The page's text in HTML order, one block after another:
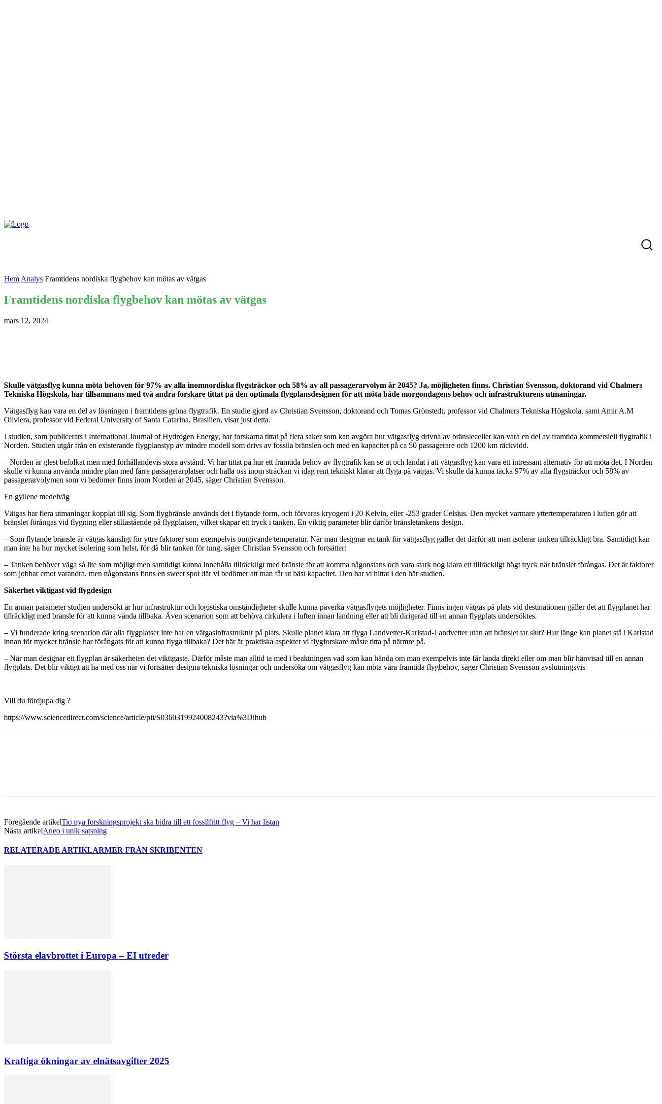
Hem Analys Framtidens nordiska flygbehov kan mötas av vätgas
Framtidens nordiska flygbehov kan mötas av vätgas
mars 12, 2024
Skulle vätgasflyg kunna möta behoven för 97% av alla inomnordiska flygsträckor och 58% av all passagerarvolym år 2045? Ja, möjligheten finns. Christian Svensson, doktorand vid Chalmers
Tekniska Högskola, har tillsammans med två andra forskare tittat på den optimala flygplansdesignen för att möta både morgondagens behov och infrastrukturens utmaningar.
Vätgasflyg kan vara en del av lösningen i framtidens gröna flygtrafik. En studie gjord av Christian Svensson, doktorand och Tomas Grönstedt, professor vid Chalmers Tekniska Högskola, samt Amir A.M
Oliviera, professor vid Federal University of Santa Catarina, Brasilien, visar just detta.
I studien, som publicerats i International Journal of Hydrogen Energy, har forskarna tittat på flera saker som kan avgöra hur vätgasflyg drivna av bränsleceller kan vara en del av framtida kommersiell flygtrafik i
Norden. Studien utgår från en existerande flygplanstyp av mindre modell som drivs av fossila bränslen och med en kapacitet på ca 50 passagerare och 1200 km räckvidd.
– Norden är glest befolkat men med förhållandevis stora avstånd. Vi har tittat på hur ett framtida behov av flygtrafik kan se ut och landat i att vätgasflyg kan vara ett intressant alternativ för att möta det. I Norden
skulle vi kunna använda mindre plan med färre passagerarplatser och hålla oss inom sträckan vi idag rent tekniskt klarar att flyga på vätgas. Vi skulle då kunna täcka 97% av alla flygsträckor och 58% av
passagerarvolymen som vi bedömer finns inom Norden år 2045, säger Christian Svensson.
En gyllene medelväg
Vätgas har flera utmaningar kopplat till sig. Som flygbränsle används det i flytande form, och förvaras kryogent i 20 Kelvin, eller -253 grader Celsius. Den mycket varmare yttertemperaturen i luften gör att
bränslet förångas vid flygning eller stillastående på flygplatsen, vilket skapar ett tryck i tanken. En viktig parameter blir därför bränsletankens design.
– Som flytande bränsle är vätgas känsligt för yttre faktorer som exempelvis omgivande temperatur. När man designar en tank för vätgasflyg gäller det därför att man isolerar tanken tillräckligt bra. Samtidigt kan
man inte ha hur mycket isolering som helst, för då blir tanken för tung, säger Christian Svensson och fortsätter:
– Tanken behöver väga så lite som möjligt men samtidigt kunna innehålla tillräckligt med bränsle för att komma någonstans och vara stark nog klara ett tillräckligt högt tryck när bränslet förångas. Det är faktorer
som jobbar emot varandra, men någonstans finns en sweet spot där vi bedömer att man får ut bäst kapacitet. Den har vi hittat i den här studien.
Säkerhet viktigast vid flygdesign
En annan parameter studien undersökt är hur infrastruktur och logistiska omständigheter skulle kunna påverka vätgasflygets möjligheter. Finns ingen vätgas på plats vid destinationen gäller det att flygplanet har
tillräckligt med bränsle för att kunna vända tillbaka. Även scenarion som att behöva cirkulera i luften innan landning eller att bli dirigerad till en annan flygplats undersöktes.
– Vi funderade kring scenarion där alla flygplatser inte har en vätgasinfrastruktur på plats. Skulle planet klara att flyga Landvetter-Karlstad-Landvetter utan att bränslet tar slut? Hur länge kan planet stå i Karlstad
innan för mycket bränsle har förångats för att kunna flyga tillbaka? Det här är praktiska aspekter vi flygforskare måste titta på närmre på.
– När man designar ett flygplan är säkerheten det viktigaste. Därför måste man alltid ta med i beaktningen vad som kan hända om man exempelvis inte får landa direkt eller om man blir hänvisad till en annan
flygplats. Det blir viktigt att ha med oss när vi fortsätter designa tekniska lösningar och undersöka om vätgasflyg kan möta våra framtida flygbehov, säger Christian Svensson avslutningsvis
Vill du fördjupa dig ?
https://www.sciencedirect.com/science/article/pii/S0360319924008243?via%3Dihub
Föregående artikelTio nya forskningsprojekt ska bidra till ett fossilfritt flyg – Vi har listan
Nästa artikelAneo i unik satsning
RELATERADE ARTIKLARMER FRÅN SKRIBENTEN
Största elavbrottet i Europa – EI utreder
Kraftiga ökningar av elnätsavgifter 2025